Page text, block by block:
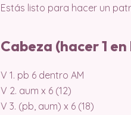
Estás listo para hacer un
Cabeza (hacer 1
V 1. pb 6 dentro AM
V 2. aum x 6 (12)
V 3. (pb, aum) x 6 (18)